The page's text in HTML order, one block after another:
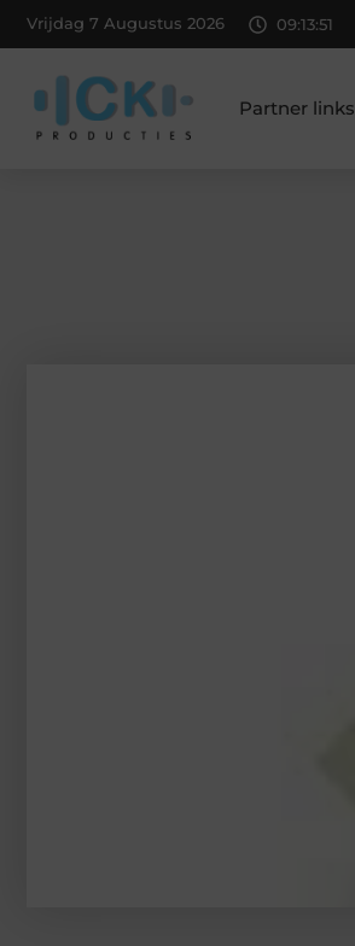
Vrijdag 7 Augustus 2026 09:13:52
Partner links